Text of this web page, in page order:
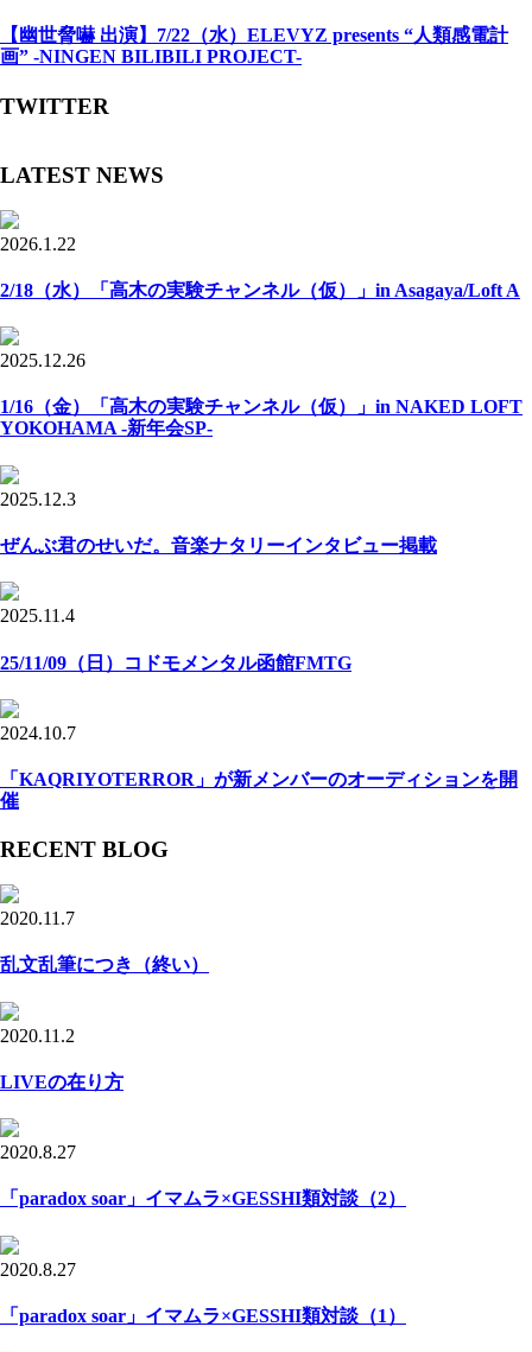
【幽世脅嚇 出演】7/22（水）ELEVYZ presents “人類感電計
画” -NINGEN BILIBILI PROJECT-
TWITTER
LATEST NEWS
2026.1.22
2/18（水）「高木の実験チャンネル（仮）」in Asagaya/Loft A
2025.12.26
1/16（金）「高木の実験チャンネル（仮）」in NAKED LOFT
YOKOHAMA -新年会SP-
2025.12.3
ぜんぶ君のせいだ。音楽ナタリーインタビュー掲載
2025.11.4
25/11/09（日）コドモメンタル函館FMTG
2024.10.7
「KAQRIYOTERROR」が新メンバーのオーディションを開
催
RECENT BLOG
2020.11.7
乱文乱筆につき（終い）
2020.11.2
LIVEの在り方
2020.8.27
「paradox soar」イマムラ×GESSHI類対談（2）
2020.8.27
「paradox soar」イマムラ×GESSHI類対談（1）